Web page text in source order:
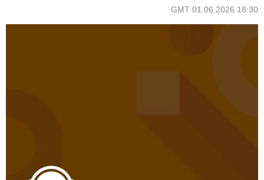
18:30 GMT 01.06.2026